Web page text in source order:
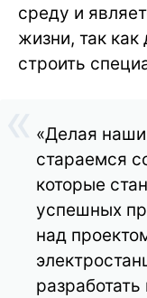
среду и
жизни, так как
строить
«Делая
стараемся
которые
успешных
над